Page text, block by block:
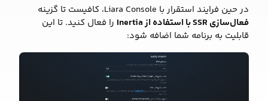
در حین فرایند استقرار با Liara Console، کافیست تا گزینه
فعال‌سازی SSR با استفاده از Inertia
را فعال کنید. تا این
قابلیت به برنامه شما اضافه شود: